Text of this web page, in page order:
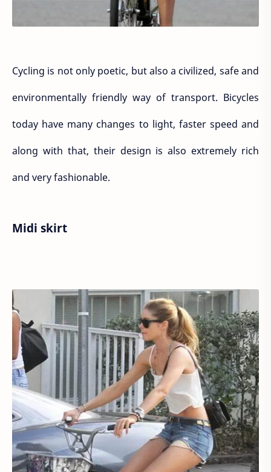
Cycling is not only poetic, but also a civilized, safe and
environmentally friendly way of transport. Bicycles
today have many changes to light, faster speed and
along with that, their design is also extremely rich
and very fashionable.
Midi skirt